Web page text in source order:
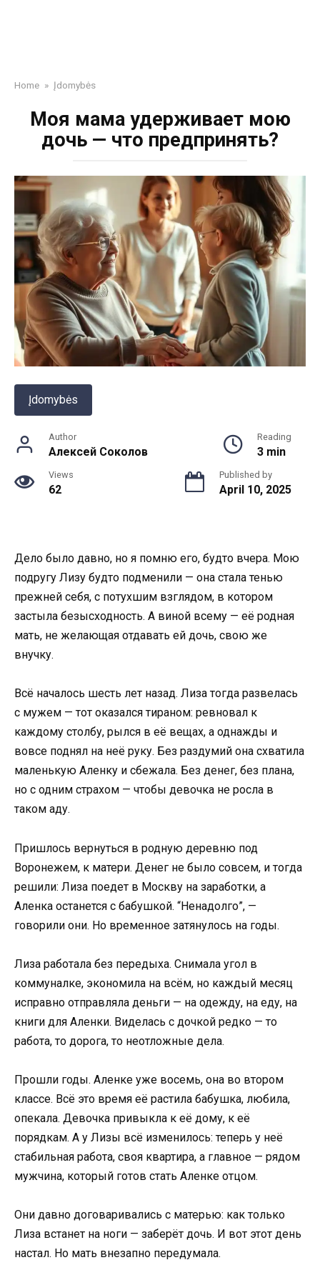
Home » Įdomybės
Моя мама удерживает мою
дочь — что предпринять?
Įdomybės
Author
Алексей Соколов
Reading
3 min
Views
62
Published by
April 10, 2025
Дело было давно, но я помню его, будто вчера. Мою
подругу Лизу будто подменили — она стала тенью
прежней себя, с потухшим взглядом, в котором
застыла безысходность. А виной всему — её родная
мать, не желающая отдавать ей дочь, свою же
внучку.
Всё началось шесть лет назад. Лиза тогда развелась
с мужем — тот оказался тираном: ревновал к
каждому столбу, рылся в её вещах, а однажды и
вовсе поднял на неё руку. Без раздумий она схватила
маленькую Аленку и сбежала. Без денег, без плана,
но с одним страхом — чтобы девочка не росла в
таком аду.
Пришлось вернуться в родную деревню под
Воронежем, к матери. Денег не было совсем, и тогда
решили: Лиза поедет в Москву на заработки, а
Аленка останется с бабушкой. “Ненадолго”, —
говорили они. Но временное затянулось на годы.
Лиза работала без передыха. Снимала угол в
коммуналке, экономила на всём, но каждый месяц
исправно отправляла деньги — на одежду, на еду, на
книги для Аленки. Виделась с дочкой редко — то
работа, то дорога, то неотложные дела.
Прошли годы. Аленке уже восемь, она во втором
классе. Всё это время её растила бабушка, любила,
опекала. Девочка привыкла к её дому, к её
порядкам. А у Лизы всё изменилось: теперь у неё
стабильная работа, своя квартира, а главное — рядом
мужчина, который готов стать Аленке отцом.
Они давно договаривались с матерью: как только
Лиза встанет на ноги — заберёт дочь. И вот этот день
настал. Но мать внезапно передумала.